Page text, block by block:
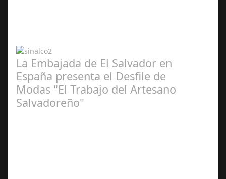
La Embajada de El Salvador en
España presenta el Desfile de
Modas "El Trabajo del Artesano
Salvadoreño"